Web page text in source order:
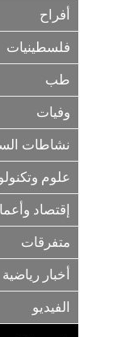
أفراح
فلسطينيات
طب
وفيات
نشاطات
علوم
إقتصاد
متفرقات
أخبار رياضية
الفيديو